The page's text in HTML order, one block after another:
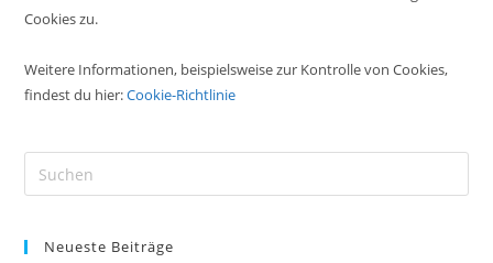
Cookies zu.
Weitere Informationen, beispielsweise zur Kontrolle von Cookies,
findest du hier:Cookie-Richtlinie
Neueste Beiträge